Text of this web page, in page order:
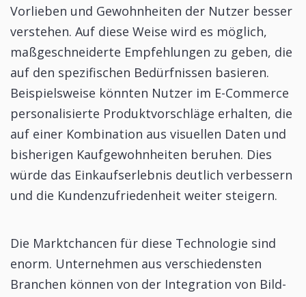
Vorlieben und Gewohnheiten der Nutzer besser
verstehen. Auf diese Weise wird es möglich,
maßgeschneiderte Empfehlungen zu geben, die
auf den spezifischen Bedürfnissen basieren.
Beispielsweise könnten Nutzer im E-Commerce
personalisierte Produktvorschläge erhalten, die
auf einer Kombination aus visuellen Daten und
bisherigen Kaufgewohnheiten beruhen. Dies
würde das Einkaufserlebnis deutlich verbessern
und die Kundenzufriedenheit weiter steigern.
Die Marktchancen für diese Technologie sind
enorm. Unternehmen aus verschiedensten
Branchen können von der Integration von Bild-